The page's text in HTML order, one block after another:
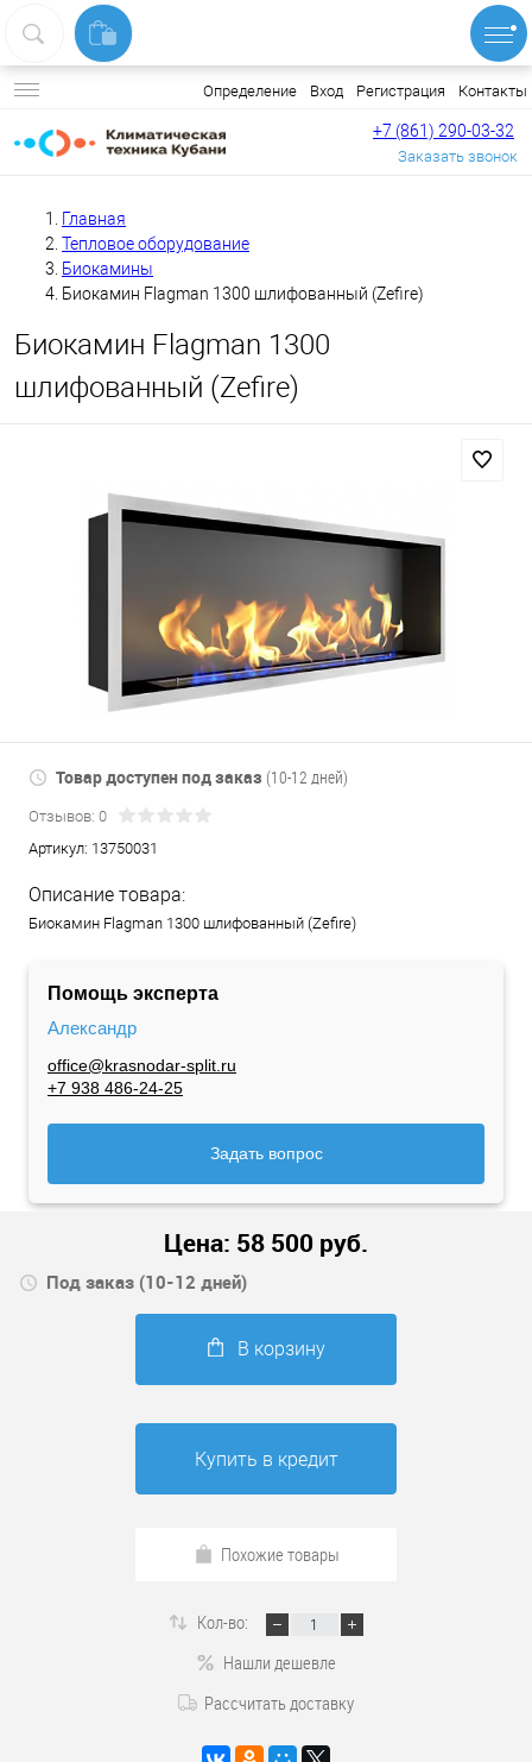
Определение Вход Регистрация Контакты
+7 (861) 290-03-32
Заказать звонок
Главная
Тепловое оборудование
Биокамины
Биокамин Flagman 1300 шлифованный (Zefire)
Биокамин Flagman 1300
шлифованный (Zefire)
Товар доступен под заказ (10-12 дней)
Отзывов: 0
Артикул: 13750031
Описание товара:
Биокамин Flagman 1300 шлифованный (Zefire)
Помощь эксперта
Александр
office@krasnodar-split.ru
+7 938 486-24-25
Задать вопрос
Цена: 58 500 руб.
Под заказ (10-12 дней)
В корзину
Купить в кредит
Похожие товары
Кол-во:
Нашли дешевле
Рассчитать доставку